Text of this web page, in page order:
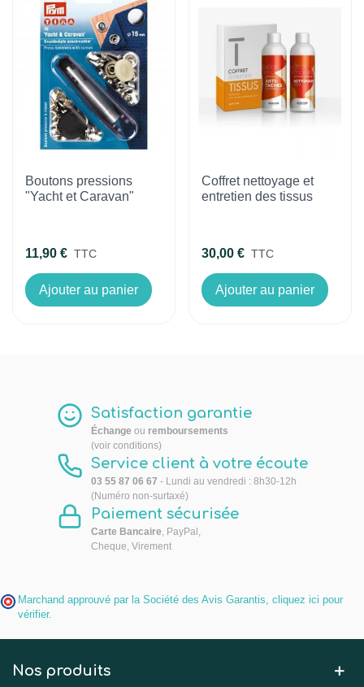
Boutons pressions
"Yacht et Caravan"
11,90 € TTC
Ajouter au panier
Coffret nettoyage et
entretien des tissus
30,00 € TTC
Ajouter au panier
Satisfaction garantie
Échange ou remboursements
(voir conditions)
Service client à votre écoute
03 55 87 06 67 - Lundi au vendredi : 8h30-12h
(Numéro non-surtaxé)
Paiement sécurisée
Carte Bancaire , PayPal,
Cheque, Virement
Marchand approuvé par la Société des Avis Garantis, cliquez ici pour
vérifier.
Nos produits